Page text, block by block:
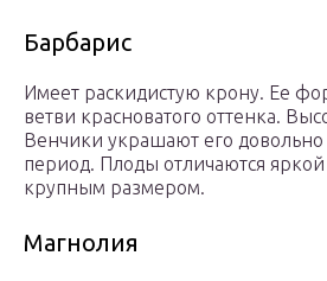
Барбарис
Имеет раскидистую крону. Ее
ветви красноватого оттенка.
Венчики украшают его
период. Плоды отличаются
крупным размером.
Магнолия